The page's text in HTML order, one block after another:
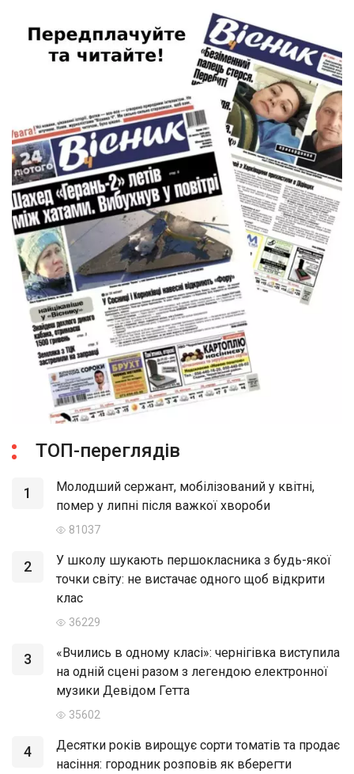
ТОП-переглядів
1
Молодший сержант, мобілізований у квітні,
помер у липні після важкої хвороби
81037
2
У школу шукають першокласника з будь-якої
точки світу: не вистачає одного щоб відкрити
клас
36229
3
«Вчились в одному класі»: чернігівка виступила
на одній сцені разом з легендою електронної
музики Девідом Гетта
35602
4
Десятки років вирощує сорти томатів та продає
насіння: городник розповів як вберегти